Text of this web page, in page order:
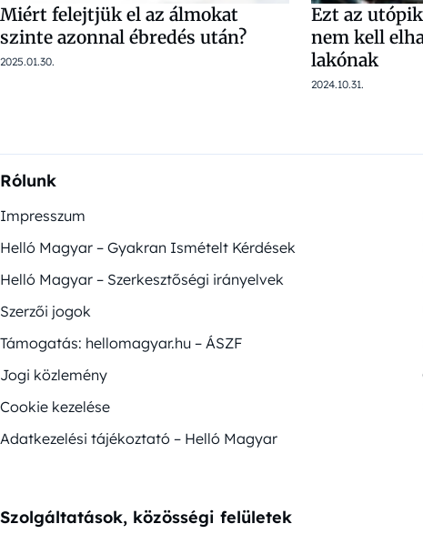
Miért felejtjük el az álmokat
szinte azonnal ébredés után?
2025.01.30.
Ezt az
nem kell
lakónak
2024.10.31.
Rólunk
Impresszum
Helló Magyar – Gyakran Ismételt Kérdések
Helló Magyar – Szerkesztőségi irányelvek
Szerzői jogok
Támogatás: hellomagyar.hu – ÁSZF
Jogi közlemény
Cookie kezelése
Adatkezelési tájékoztató – Helló Magyar
Szolgáltatások, közösségi felületek